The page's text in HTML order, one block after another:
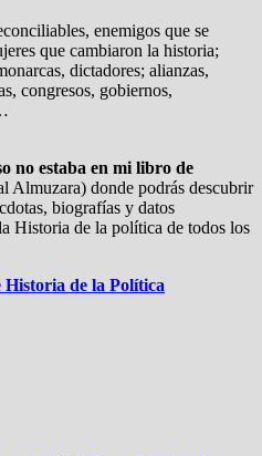
enemigos que se
que cambiaron la historia;
dictadores; alianzas,
congresos, gobiernos,
no estaba en mi libro de
Almuzara) donde podrás descubrir
biografías y datos
Historia de la política de todos los
de la Política